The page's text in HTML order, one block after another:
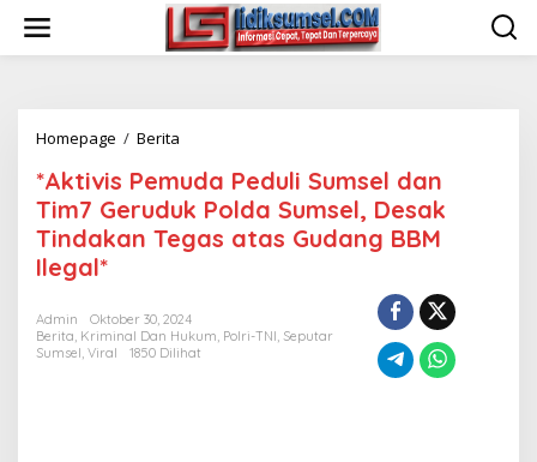
w
Homepage / Berita
k
t
i
v
P
e
m
*Aktivis Pemuda Peduli Sumsel dan
Tim7 Geruduk Polda Sumsel, Desak
Tindakan Tegas atas Gudang BBM
Ilegal*
Admin
Oktober 30, 2024
Berita, Kriminal Dan Hukum, Polri-TNI, Seputar
Sumsel, Viral 1850 Dilihat